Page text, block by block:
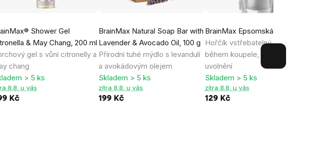
Shower Gel
& May Chang, 200 ml
gel s vůní citronelly a
chang
> 5 ks
8.8. u vás
Kč
BrainMax Natural Soap Bar with
Lavender & Avocado Oil, 100 g
Přírodní tuhé mýdlo s levandulí
a avokádovým olejem
Skladem > 5 ks
zítra 8.8. u vás
199 Kč
BrainMax Epsomská sůl, 1kg
Hořčík vstřebatelný přes kůži
během koupele, regenerace a
uvolnění
Skladem > 5 ks
zítra 8.8. u vás
129 Kč